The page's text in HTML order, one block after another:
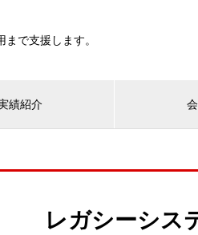
で支援します。
績紹介
レガシーシス